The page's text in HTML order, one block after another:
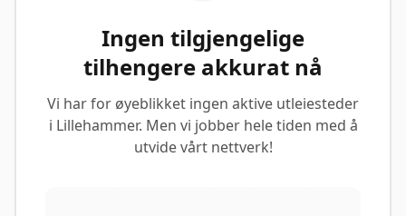
Ingen tilgjengelige
tilhengere akkurat nå
Vi har for øyeblikket ingen aktive utleiesteder
i Lillehammer. Men vi jobber hele tiden med å
utvide vårt nettverk!